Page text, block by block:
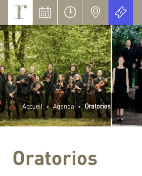
Accueil > Agenda > Oratorios
Oratorios
Panneau de gestion des cookies